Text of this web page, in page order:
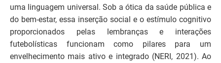
uma linguagem universal. Sob a ótica da saúde pública e
do bem-estar, essa inserção social e o estímulo cognitivo
proporcionados pelas lembranças e interações
futebolísticas funcionam como pilares para um
envelhecimento mais ativo e integrado (NERI, 2021). Ao